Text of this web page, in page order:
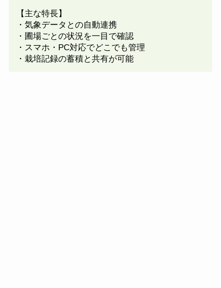
【主な特長】
・気象データとの自動連携
・圃場ごとの状況を一目で確認
・スマホ・PC対応でどこでも管理
・栽培記録の蓄積と共有が可能